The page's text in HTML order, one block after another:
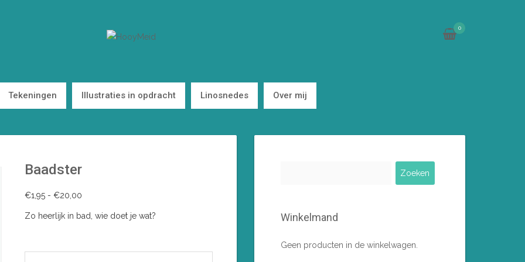
0
Tekeningen Illustraties in opdracht Linosnedes Over mij
Baadster
€1,95 - €20,00
tot
Zo heerlijk in bad, wie doet je wat? Winkelmand
Geen producten in de winkelwagen.